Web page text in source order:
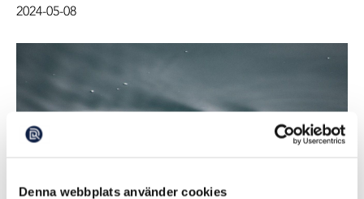
Denna webbplats använder cookies
var den som jagade bort hajarna som med tiden blev mer
2024-05-08